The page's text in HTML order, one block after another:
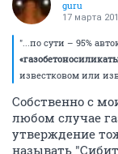
guru
17 марта
"...по сути – 95%
известковом или
Собственно с
любом случае
утверждение
называть